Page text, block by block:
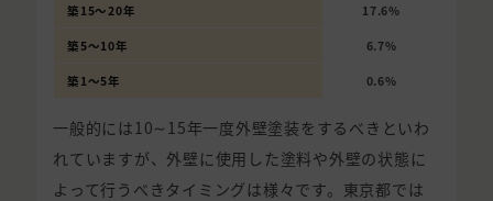
築15〜20年 17.6%
築5〜10年 6.7%
築1〜5年 0.6%
一般的には10∼15年一度外壁塗装をするべきといわ
れていますが、外壁に使用した塗料や外壁の状態に
よって行うべきタイミングは様々です。東京都では